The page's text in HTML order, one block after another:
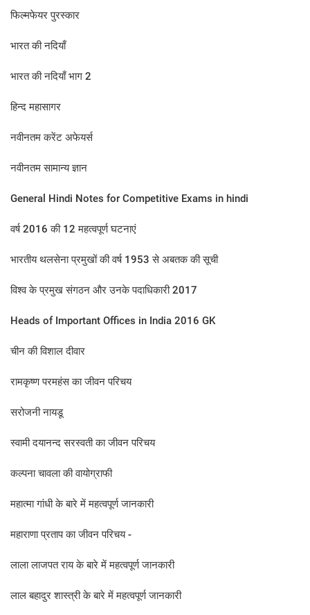
फिल्मफेयर पुरस्कार
भारत की नदियाँ
भारत की नदियाँ भाग 2
हिन्द महासागर
नवीनतम करेंट अफेयर्स
नवीनतम सामान्य ज्ञान
General Hindi Notes for Competitive Exams in hindi
वर्ष 2016 की 12 महत्‍वपूर्ण घटनाएं
भारतीय थलसेना प्रमुखों की वर्ष 1953 से अबतक की सूची
विश्व के प्रमुख संगठन और उनके पदाधिकारी 2017
Heads of Important Offices in India 2016 GK
चीन की विशाल दीवार
रामकृष्ण परमहंस का जीवन परिचय
सरोजनी नायडू
स्‍वामी दयानन्‍द सरस्‍वती का जीवन परिचय
कल्‍पना चावला की वायोग्राफी
महात्मा गांधी के बारे में महत्वपूर्ण जानकारी
महाराणा प्रताप का जीवन प‍रिचय -
लाला लाजपत राय के बारे में महत्‍वपूर्ण जानकारी
लाल बहादुर शास्‍त्री के बारे में महत्‍वपूर्ण जानकारी